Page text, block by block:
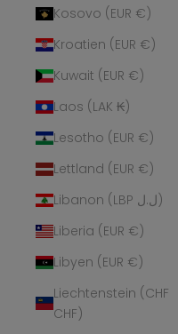
Kosovo (EUR €)
Kroatien (EUR €)
Kuwait (EUR €)
Laos (LAK ₭)
Lesotho (EUR €)
Lettland (EUR €)
Libanon (LBP ل.ل)
Liberia (EUR €)
Libyen (EUR €)
Liechtenstein (CHF
CHF)